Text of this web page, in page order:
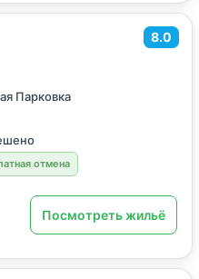
8.0
Парковка
отмена
Посмотреть жильё